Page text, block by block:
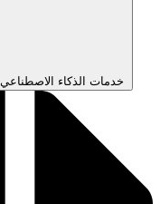
Open خدمات الذكاء الاصطناعي